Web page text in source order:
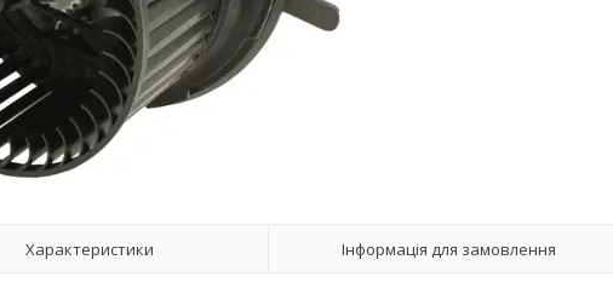
Характеристики Інформація для замовлення